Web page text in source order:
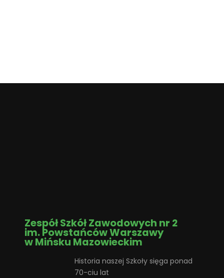
Zespół Szkół Zawodowych nr 2
im. Powstańców Warszawy
w Mińsku Mazowieckim
Historia naszej Szkoły sięga ponad
70-ciu lat